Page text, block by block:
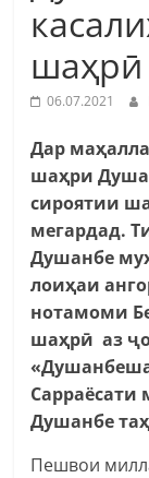
шаҳрӣ
06.07.2021
Дар
шаҳри
сироятии
мегардад.
Душанбе
лоиҳаи
нотамоми
шаҳрӣ аз
Душанбе
Пешвои